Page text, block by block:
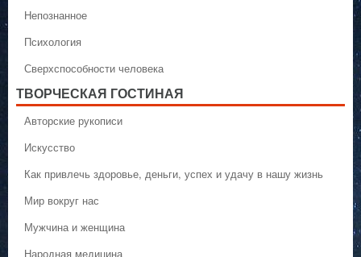
Непознанное
Психология
Сверхспособности человека
ТВОРЧЕСКАЯ ГОСТИНАЯ
Авторские рукописи
Искусство
Как привлечь здоровье, деньги, успех и удачу в нашу жизнь
Мир вокруг нас
Мужчина и женщина
Народная медицина